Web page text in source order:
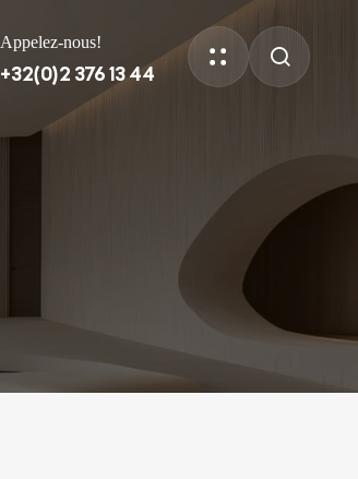
Appelez-nous!
+32(0)2 376 13 44